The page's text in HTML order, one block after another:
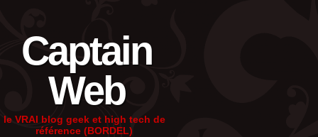
Captain
Web
le VRAI blog geek et high tech de
référence (BORDEL)